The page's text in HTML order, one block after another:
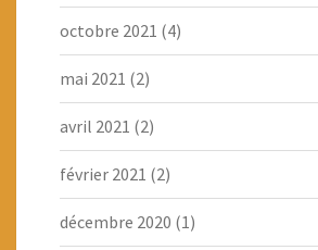
octobre 2021 (4)
mai 2021 (2)
avril 2021 (2)
février 2021 (2)
décembre 2020 (1)